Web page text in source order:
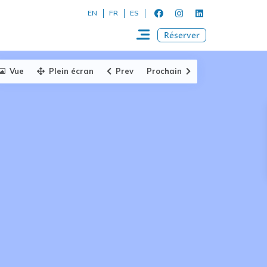
EN FR ES
Réserver
Vue Plein écran Prev Prochain